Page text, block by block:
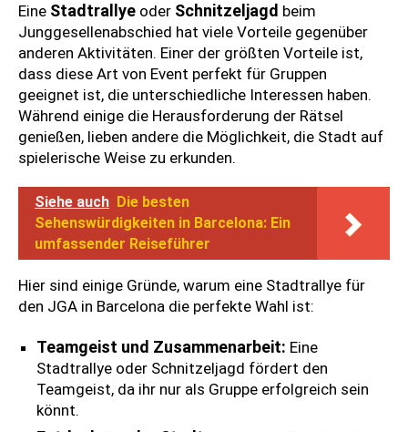
Eine Stadtrallye oder Schnitzeljagd beim
Junggesellenabschied hat viele Vorteile gegenüber
anderen Aktivitäten. Einer der größten Vorteile ist,
dass diese Art von Event perfekt für Gruppen
geeignet ist, die unterschiedliche Interessen haben.
Während einige die Herausforderung der Rätsel
genießen, lieben andere die Möglichkeit, die Stadt auf
spielerische Weise zu erkunden.
Siehe auch Die besten
Sehenswürdigkeiten in Barcelona: Ein
umfassender Reiseführer
Hier sind einige Gründe, warum eine Stadtrallye für
den JGA in Barcelona die perfekte Wahl ist:
Teamgeist und Zusammenarbeit: Eine
Stadtrallye oder Schnitzeljagd fördert den
Teamgeist, da ihr nur als Gruppe erfolgreich sein
könnt.